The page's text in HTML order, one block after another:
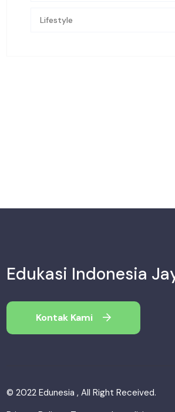
Lifestyle
Edukasi Indonesia
Kontak Kami
© 2022 Edunesia , All Right Received.